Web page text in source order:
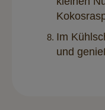
Im
und